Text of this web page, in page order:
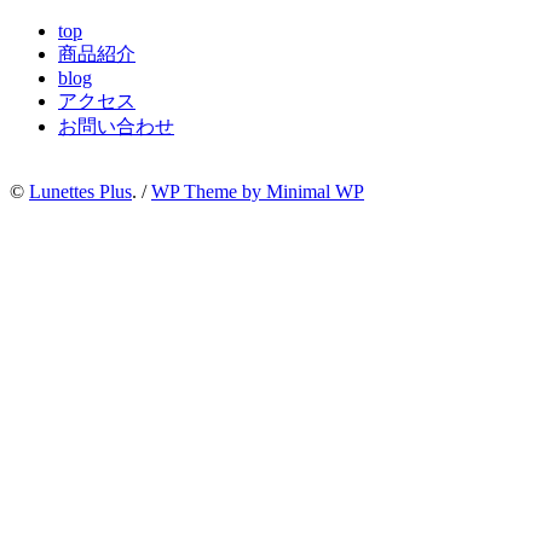
top
商品紹介
blog
アクセス
お問い合わせ
© Lunettes Plus. /WP Theme by Minimal WP